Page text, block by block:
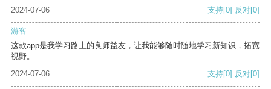
2024-07-06 支持[0] 反对[0]
游客
这款app是我学习路上的良师益友，让我能够随时随地学习新知识，拓宽
视野。
2024-07-06
支持[0] 反对[0]